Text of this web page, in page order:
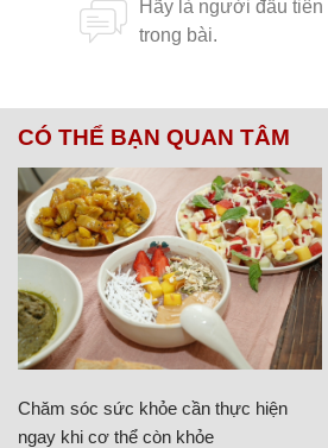
CÓ THỂ BẠN QUAN TÂM
Chăm sóc sức khỏe cần thực hiện
ngay khi cơ thể còn khỏe